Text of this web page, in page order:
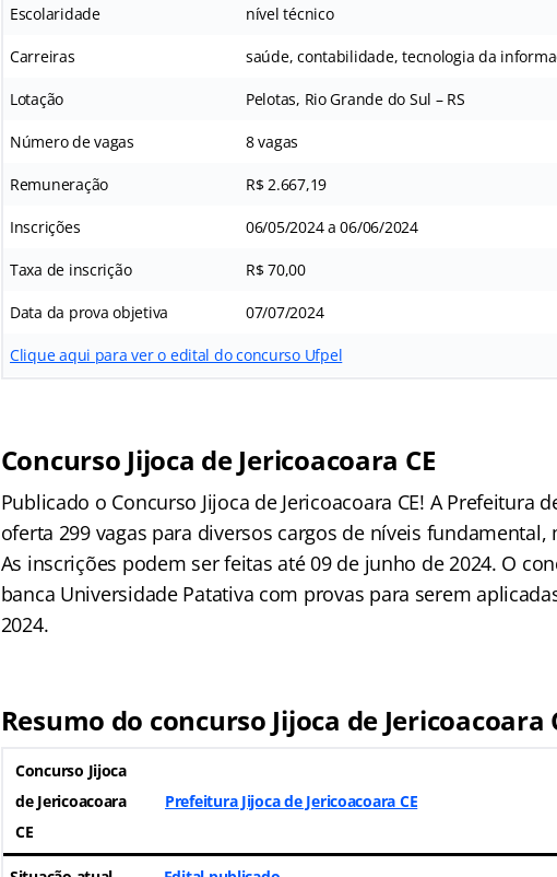
Escolaridade nível técnico
Carreiras saúde, contabilidade, tecnologia da
Lotação Pelotas, Rio Grande do Sul – RS
Número de vagas 8 vagas
Remuneração R$ 2.667,19
Inscrições 06/05/2024 a 06/06/2024
Taxa de inscrição R$ 70,00
Data da prova objetiva 07/07/2024
Clique aqui para ver o edital do concurso Ufpel
Concurso Jijoca de Jericoacoara CE
Publicado o Concurso Jijoca de Jericoacoara CE! A Prefeitura
oferta 299 vagas para diversos cargos de níveis
As inscrições podem ser feitas até 09 de junho de 2024. O
banca Universidade Patativa com provas para serem
2024.
Resumo do concurso Jijoca de Jericoacoara
Concurso Jijoca
de Jericoacoara
CE
Prefeitura Jijoca de Jericoacoara CE